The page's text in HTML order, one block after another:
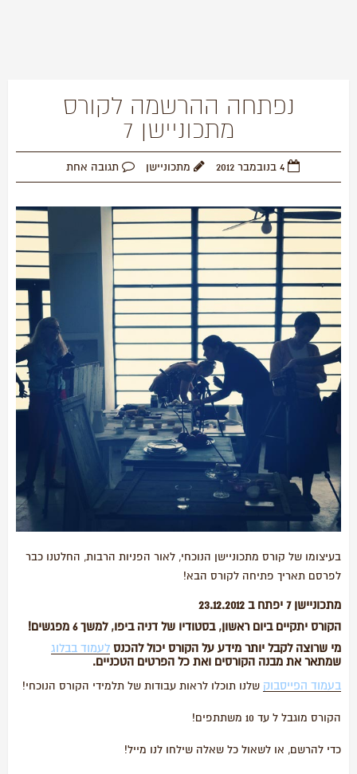
נפתחה ההרשמה לקורס
מתכוניישן 7
4 בנובמבר 2012 מתכוניישן תגובה אחת
בעיצומו של קורס מתכוניישן הנוכחי, לאור הפניות הרבות, החלטנו כבר
לפרסם תאריך פתיחה לקורס הבא!
מתכוניישן 7 יפתח ב 23.12.2012
הקורס יתקיים ביום ראשון, בסטודיו של דניה ביפו, למשך 6 מפגשים!
מי שרוצה לקבל יותר מידע על הקורס יכול להכנס לעמוד בבלוג
שמתאר את מבנה הקורסים ואת כל הפרטים הטכניים.
בעמוד הפייסבוק שלנו תוכלו לראות עבודות של תלמידי הקורס הנוכחי!
הקורס מוגבל ל עד 10 משתתפים!
כדי להרשם, או לשאול כל שאלה שילחו לנו מייל!